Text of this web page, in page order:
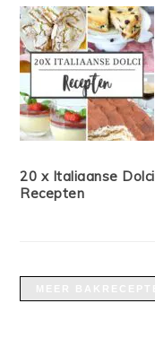
20 x Italiaanse Dolci
Recepten